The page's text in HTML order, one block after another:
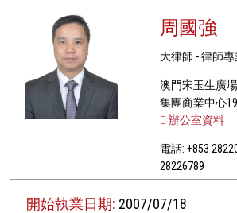
周國強
大律師 - 律師專
澳門宋玉生廣
集團商業中心
辦公室資料
電話: +853
28226789
開始執業日期: 2007/07/18